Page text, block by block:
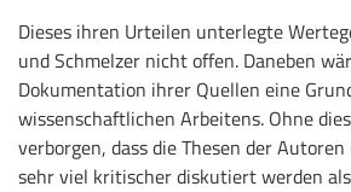
Dieses ihren Urteilen unterlegte
und Schmelzer nicht offen. Daneben
Dokumentation ihrer Quellen eine
wissenschaftlichen Arbeitens. Ohne
verborgen, dass die Thesen der
sehr viel kritischer diskutiert werden